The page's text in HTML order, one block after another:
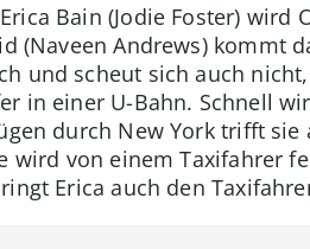
Bain (Jodie Foster)
(Naveen Andrews) kommt
und scheut sich auch
in einer U-Bahn. Schnell
durch New York trifft
wird von einem Taxifahrer
Erica auch den